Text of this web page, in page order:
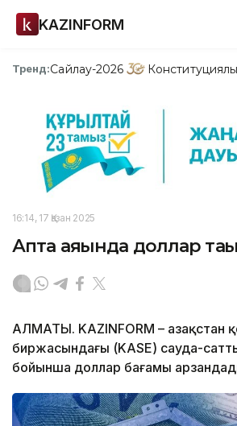
KAZINFORM
Тренд:Сайлау-2026
16:14, 17 Қазан 2025
Апта аяғында доллар
АЛМАТЫ. KAZINFORM – Қазақстан
биржасындағы (KASE) сауда-
бойынша доллар бағамы